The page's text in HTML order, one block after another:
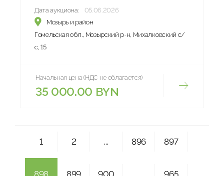
Дата аукциона:
05.06.2026
Мозырь и район
Гомельская обл., Мозырский р-н, Михалковский с/
с, 15
Начальная цена (НДС не облагается)
35 000.00 BYN
1 2 ... 896 897
898 899 900 ... 965